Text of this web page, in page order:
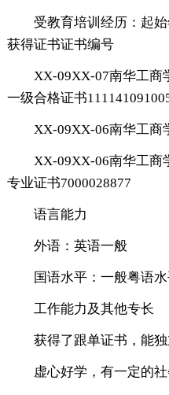
受教育培训经历：起
获得证书证书编号
XX-09XX-07南华工商
一级合格证书
XX-09XX-06南华工商
XX-09XX-06南华工商
专业证书7000028877
语言能力
外语：英语一般
国语水平：一般粤语
工作能力及其他专长
获得了跟单证书，能
虚心好学，有一定的